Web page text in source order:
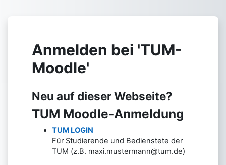
Anmelden bei 'TUM-
Moodle'
Neu auf dieser Webseite?
TUM Moodle-Anmeldung
TUM LOGIN
Für Studierende und Bedienstete der
TUM (z.B. maxi.mustermann@tum.de)